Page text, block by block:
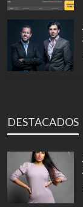
DESTACADOS